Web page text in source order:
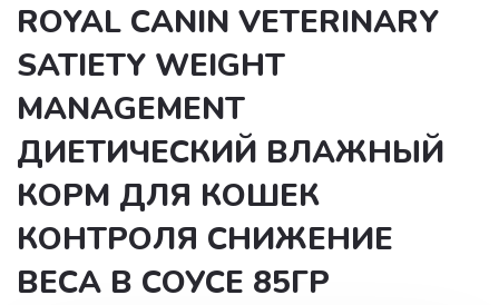
ROYAL CANIN VETERINARY
SATIETY WEIGHT
MANAGEMENT
ДИЕТИЧЕСКИЙ ВЛАЖНЫЙ
КОРМ ДЛЯ КОШЕК
КОНТРОЛЯ СНИЖЕНИЕ
ВЕСА В СОУСЕ 85ГР